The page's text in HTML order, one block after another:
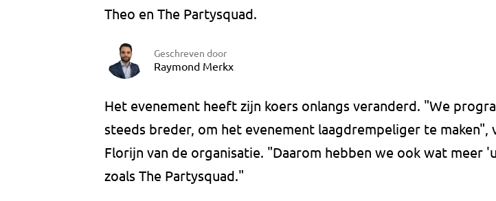
Theo en The Partysquad.
Geschreven door
Raymond Merkx
Het evenement heeft zijn koers onlangs veranderd. "We
steeds breder, om het evenement laagdrempeliger te maken",
Florijn van de organisatie. "Daarom hebben we ook wat meer
zoals The Partysquad."